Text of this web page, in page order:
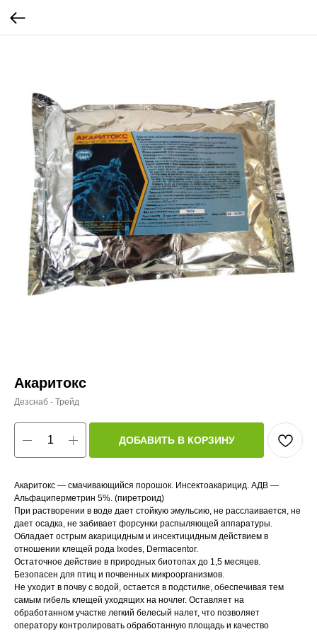
Акаритокс
Дезснаб - Трейд
ДОБАВИТЬ В КОРЗИНУ
Акаритокс — смачивающийся порошок. Инсектоакарицид. АДВ —
Альфациперметрин 5%. (пиретроид)
При растворении в воде дает стойкую эмульсию, не расслаивается, не
дает осадка, не забивает форсунки распыляющей аппаратуры.
Обладает острым акарицидным и инсектицидным действием в
отношении клещей рода Ixodes, Dermacentor.
Остаточное действие в природных биотопах до 1,5 месяцев.
Безопасен для птиц и почвенных микроорганизмов.
Не уходит в почву с водой, остается в подстилке, обеспечивая тем
самым гибель клещей уходящих на ночлег. Оставляет на
обработанном участке легкий белесый налет, что позволяет
оператору контролировать обработанную площадь и качество